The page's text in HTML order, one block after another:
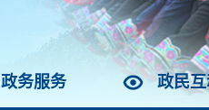
政务服务 政民